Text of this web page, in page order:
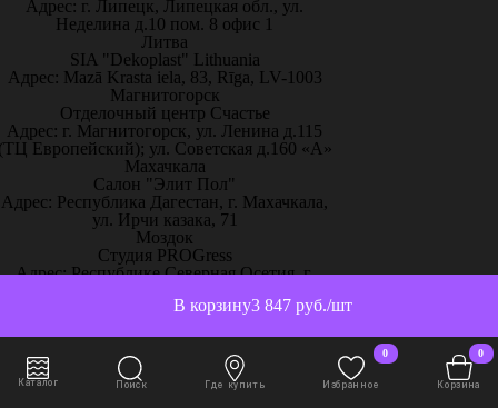
3 847 руб./шт
В корзину
Адрес: г. Липецк, Липецкая обл., ул.
Неделина д.10 пом. 8 офис 1
Литва
SIA "Dekoplast" Lithuania
Адрес: Mazā Krasta iela, 83, Rīga, LV-1003
Магнитогорск
Отделочный центр Счастье
Адрес: г. Магнитогорск, ул. Ленина д.115
Европейский); ул. Советская д.160 «А»
Махачкала
Салон "Элит Пол"
Адрес: Республика Дагестан, г. Махачкала,
ул. Ирчи казака, 71
Моздок
Студия PROGress
Адрес: Республике Северная Осетия, г.
Москва
этаж, "Декор Интерьер"
Москва
Каталог Поиск Где купить
0
Избранное
0
Корзина